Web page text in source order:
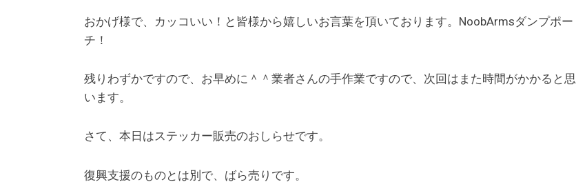
おかげ様で、カッコいい！と皆様から嬉しいお言葉を頂いております。NoobArmsダンプポー
チ！
残りわずかですので、お早めに＾＾業者さんの手作業ですので、次回はまた時間がかかると思
います。
さて、本日はステッカー販売のおしらせです。
復興支援のものとは別で、ばら売りです。